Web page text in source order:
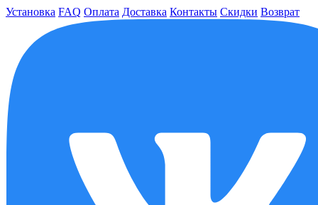
Установка FAQ Оплата Доставка Контакты Скидки Возврат